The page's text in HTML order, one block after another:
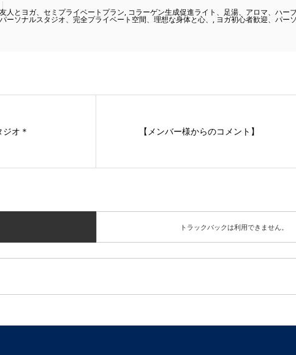
人とヨガ、セミプライベートプラン, コラーゲン生成促進ライト、足湯、アロマ、ハー
ーソナルスタジオ、完全プライベート空間、理想な身体と心、, ヨガ初心者歓迎、パー
オ＊ 【メンバー様からのコメント】
トラックバックは利用できません。